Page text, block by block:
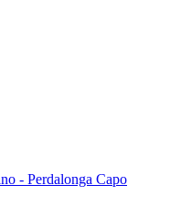
- Perdalonga Capo